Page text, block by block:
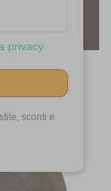
privacy
sconti e